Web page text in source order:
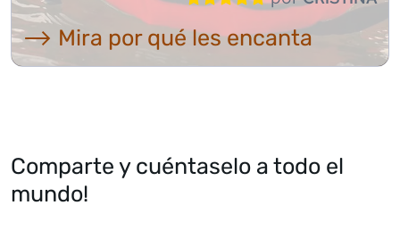
⟶ Mira por qué les encanta
Comparte y cuéntaselo a todo el
mundo!